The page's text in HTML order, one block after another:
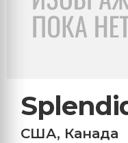
США, Канада